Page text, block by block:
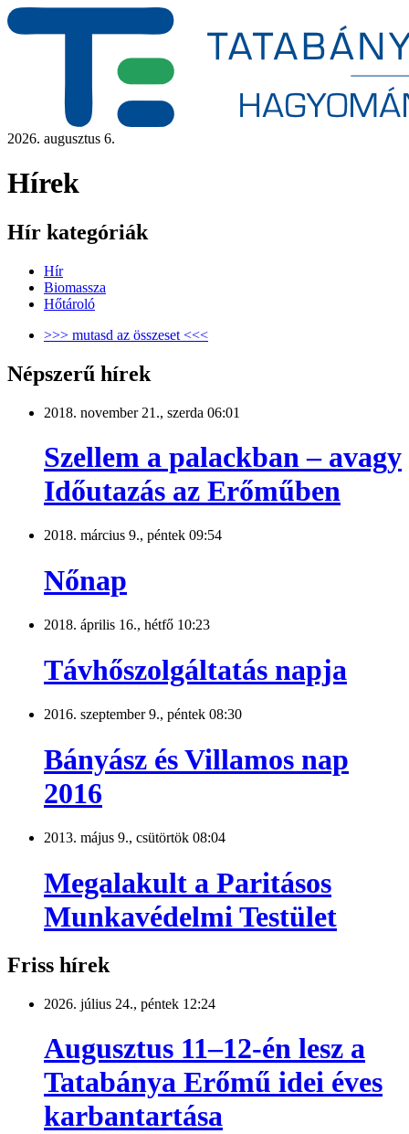
2026. augusztus 6.
Hírek
Hír kategóriák
Hír
Biomassza
Hőtároló
>>> mutasd az összeset <<<
Népszerű hírek
2018. november 21., szerda 06:01
Szellem a palackban – avagy
Időutazás az Erőműben
2018. március 9., péntek 09:54
Nőnap
2018. április 16., hétfő 10:23
Távhőszolgáltatás napja
2016. szeptember 9., péntek 08:30
Bányász és Villamos nap
2016
2013. május 9., csütörtök 08:04
Megalakult a Paritásos
Munkavédelmi Testület
Friss hírek
2026. július 24., péntek 12:24
Augusztus 11–12-én lesz a
Tatabánya Erőmű idei éves
karbantartása